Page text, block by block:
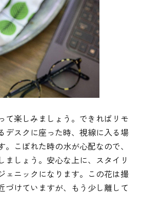
て楽しみましょう。できればリモ
デスクに座った時、視線に入る場
。こぼれた時の水が心配なので、
ましょう。安心な上に、スタイリ
ェニックになります。この花は撮
づけていますが、もう少し離して